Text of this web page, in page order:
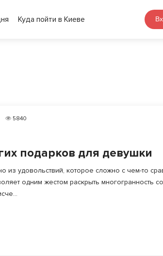
Куда пойти в Киеве
5840
подарков для девушки
удовольствий, которое сложно с чем-то
одним жестом раскрыть многогранность